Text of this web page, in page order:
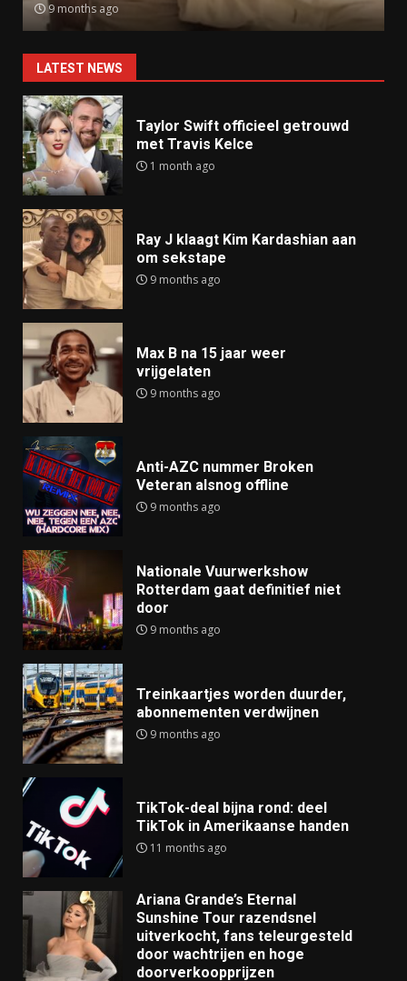
9 months ago
LATEST NEWS
Taylor Swift officieel getrouwd
met Travis Kelce
1 month ago
Ray J klaagt Kim Kardashian aan
om sekstape
9 months ago
Max B na 15 jaar weer
vrijgelaten
9 months ago
Anti-AZC nummer Broken
Veteran alsnog offline
9 months ago
Nationale Vuurwerkshow
Rotterdam gaat definitief niet
door
9 months ago
Treinkaartjes worden duurder,
abonnementen verdwijnen
9 months ago
TikTok-deal bijna rond: deel
TikTok in Amerikaanse handen
11 months ago
Ariana Grande’s Eternal
Sunshine Tour razendsnel
uitverkocht, fans teleurgesteld
door wachtrijen en hoge
doorverkoopprijzen